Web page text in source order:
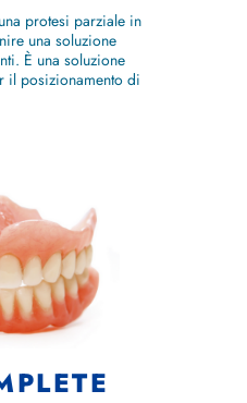
protesi parziale in
una soluzione
È una soluzione
il posizionamento di